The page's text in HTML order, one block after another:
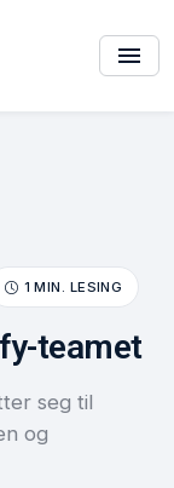
1 MIN. LESING
teamet
seg til
og